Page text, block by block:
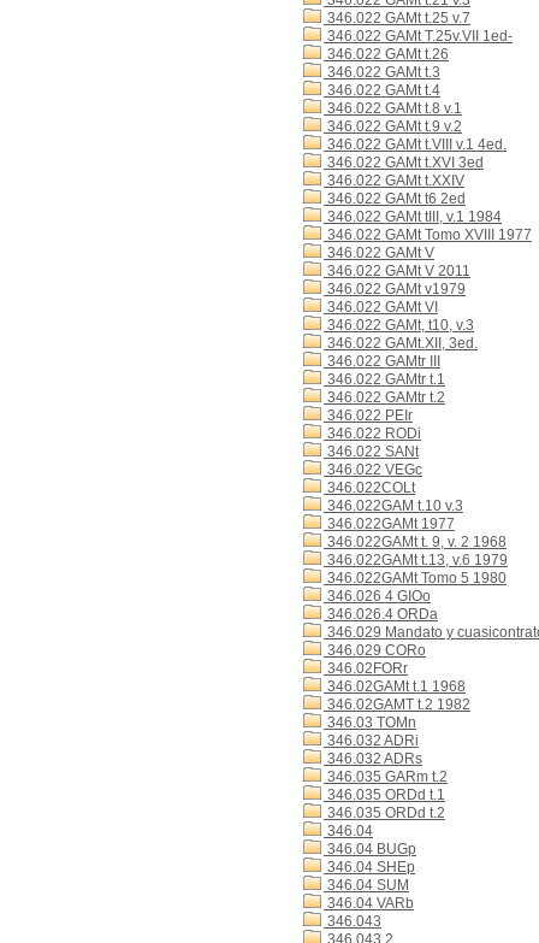
346.022 GAMt t.25 v.7
346.022 GAMt T.25v.VII 1ed-
346.022 GAMt t.26
346.022 GAMt t.3
346.022 GAMt t.4
346.022 GAMt t.8 v.1
346.022 GAMt t.9 v.2
346.022 GAMt t.VIII v.1 4ed.
346.022 GAMt t.XVI 3ed
346.022 GAMt t.XXIV
346.022 GAMt t6 2ed
346.022 GAMt tIII, v.1 1984
346.022 GAMt Tomo XVIII 1977
346.022 GAMt V
346.022 GAMt V 2011
346.022 GAMt v1979
346.022 GAMt VI
346.022 GAMt, t10, v.3
346.022 GAMt.XII, 3ed.
346.022 GAMtr III
346.022 GAMtr t.1
346.022 GAMtr t.2
346.022 PEIr
346.022 RODi
346.022 SANt
346.022 VEGc
346.022COLt
346.022GAM t.10 v.3
346.022GAMt 1977
346.022GAMt t. 9, v. 2 1968
346.022GAMt t.13, v.6 1979
346.022GAMt Tomo 5 1980
346.026 4 GIOo
346.026.4 ORDa
346.029 Mandato y
346.029 CORo
346.02FORr
346.02GAMt t.1 1968
346.02GAMT t.2 1982
346.03 TOMn
346.032 ADRi
346.032 ADRs
346.035 GARm t.2
346.035 ORDd t.1
346.035 ORDd t.2
346.04
346.04 BUGp
346.04 SHEp
346.04 SUM
346.04 VARb
346.043
346.043 2